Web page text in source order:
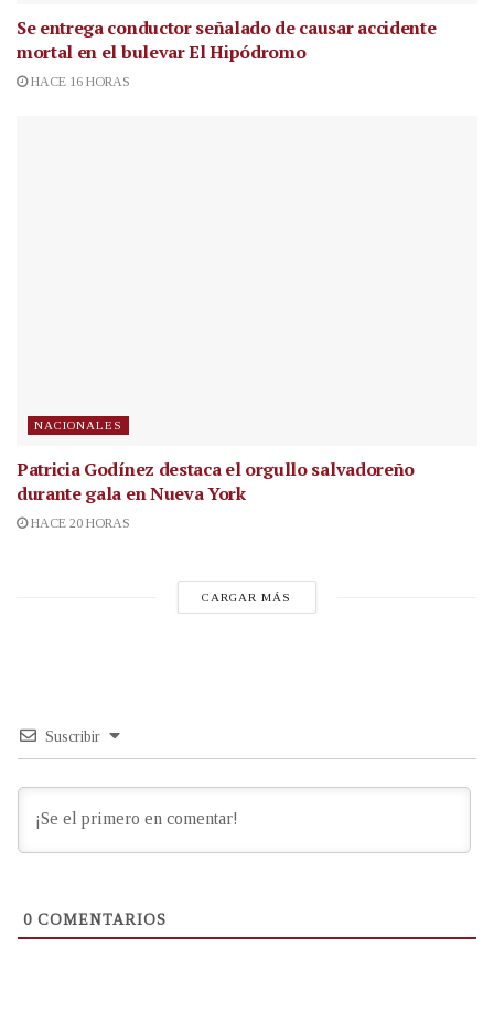
Se entrega conductor señalado de causar accidente
mortal en el bulevar El Hipódromo
HACE 16 HORAS
NACIONALES
Patricia Godínez destaca el orgullo salvadoreño
durante gala en Nueva York
HACE 20 HORAS
CARGAR MÁS
Suscribir
0 COMENTARIOS